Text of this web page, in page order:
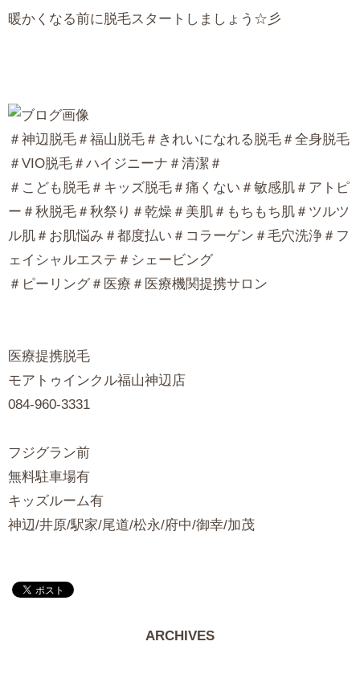
暖かくなる前に脱毛スタートしましょう☆彡
＃神辺脱毛＃福山脱毛＃きれいになれる脱毛＃全身脱毛
＃VIO脱毛＃ハイジニーナ＃清潔＃
＃こども脱毛＃キッズ脱毛＃痛くない＃敏感肌＃アトピ
ー＃秋脱毛＃秋祭り＃乾燥＃美肌＃もちもち肌＃ツルツ
ル肌＃お肌悩み＃都度払い＃コラーゲン＃毛穴洗浄＃フ
ェイシャルエステ＃シェービング
＃ピーリング＃医療＃医療機関提携サロン
医療提携脱毛
モアトゥインクル福山神辺店
084-960-3331
フジグラン前
無料駐車場有
キッズルーム有
神辺/井原/駅家/尾道/松永/府中/御幸/加茂
ARCHIVES